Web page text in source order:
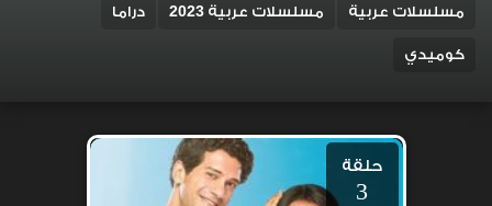
مسلسلات عربية مسلسلات عربية 2023
دراما
كوميدي
حلقة
3